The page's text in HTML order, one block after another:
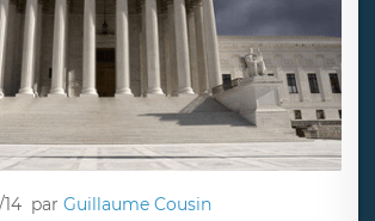
parGuillaume Cousin